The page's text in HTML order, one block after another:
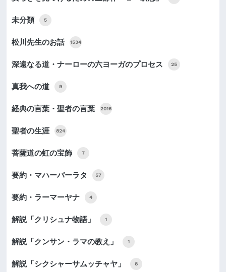
未分類 5
松川先生のお話 1534
深遠なる道・ナーローの六ヨーガのプロセス 25
真我への道 9
経典の言葉・聖者の言葉 2016
聖者の生涯 824
菩薩道の虹の宝飾 7
要約・マハーバーラタ 57
要約・ラーマーヤナ 4
解説「クリシュナ物語」 1
解説「クンサン・ラマの教え」 1
解説「シクシャーサムッチャヤ」 8